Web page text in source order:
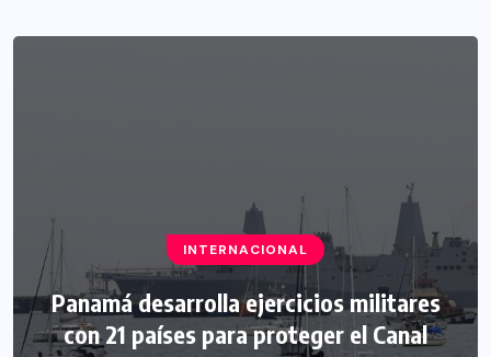
INTERNACIONAL
Panamá desarrolla ejercicios militares
con 21 países para proteger el Canal